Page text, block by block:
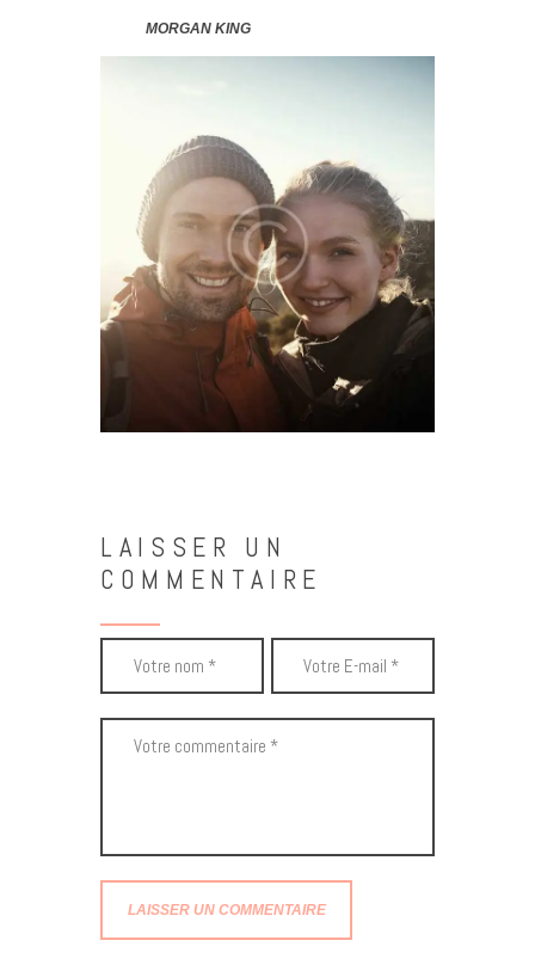
MORGAN KING
LAISSER UN
COMMENTAIRE